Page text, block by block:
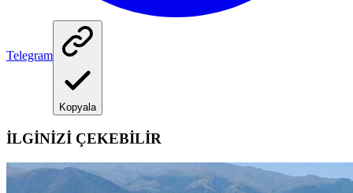
Telegram
Kopyala
İLGİNİZİ ÇEKEBİLİR